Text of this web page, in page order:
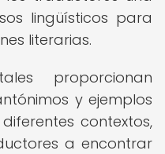
lingüísticos para
literarias.
proporcionan
y ejemplos
contextos,
a encontrar